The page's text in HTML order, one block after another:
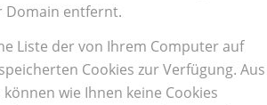
Domain entfernt.
Liste der von Ihrem Computer auf
Cookies zur Verfügung. Aus
wie Ihnen keine Cookies